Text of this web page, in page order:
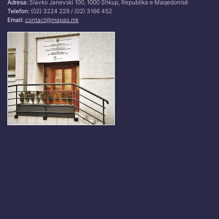
Adresa: Slavko Janevski 100, 1000 Shkup, Republika e Maqedonisë
Telefon: (02) 3224 229 / (02) 3166 452
Email: contact@mapas.mk